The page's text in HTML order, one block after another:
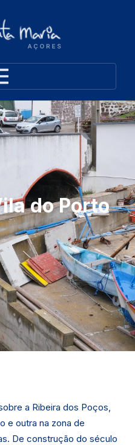
do Porto
a Ribeira dos Poços,
e outra na zona de
De construção do século